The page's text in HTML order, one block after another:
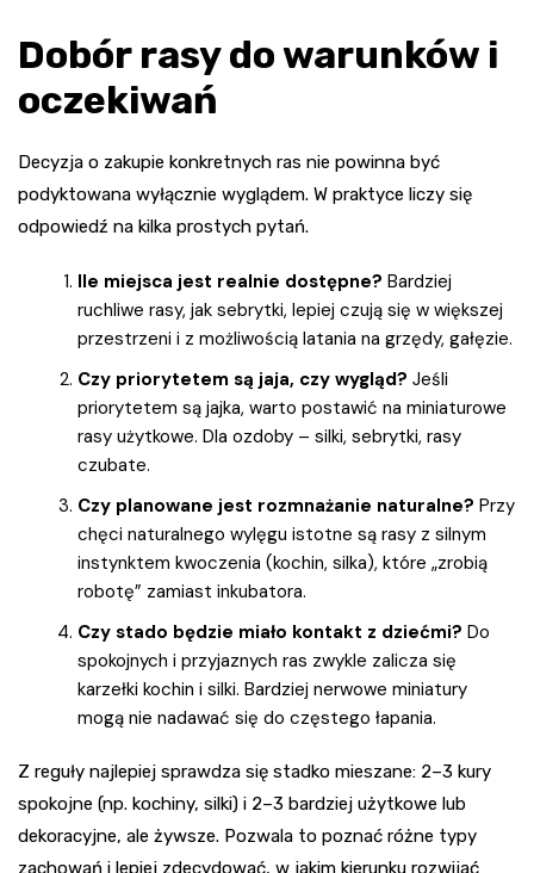
Dobór rasy do warunków i
oczekiwań
Decyzja o zakupie konkretnych ras nie powinna być
podyktowana wyłącznie wyglądem. W praktyce liczy się
odpowiedź na kilka prostych pytań.
Ile miejsca jest realnie dostępne? Bardziej
ruchliwe rasy, jak sebrytki, lepiej czują się w większej
przestrzeni i z możliwością latania na grzędy, gałęzie.
Czy priorytetem są jaja, czy wygląd? Jeśli
priorytetem są jajka, warto postawić na miniaturowe
rasy użytkowe. Dla ozdoby – silki, sebrytki, rasy
czubate.
Czy planowane jest rozmnażanie naturalne? Przy
chęci naturalnego wylęgu istotne są rasy z silnym
instynktem kwoczenia (kochin, silka), które „zrobią
robotę” zamiast inkubatora.
Czy stado będzie miało kontakt z dziećmi? Do
spokojnych i przyjaznych ras zwykle zalicza się
karzełki kochin i silki. Bardziej nerwowe miniatury
mogą nie nadawać się do częstego łapania.
Z reguły najlepiej sprawdza się stadko mieszane: 2–3 kury
spokojne (np. kochiny, silki) i 2–3 bardziej użytkowe lub
dekoracyjne, ale żywsze. Pozwala to poznać różne typy
zachowań i lepiej zdecydować, w jakim kierunku rozwijać